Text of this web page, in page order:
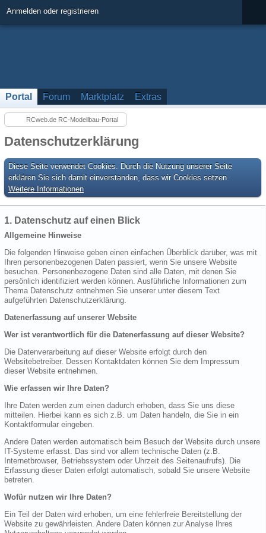
Anmelden oder registrieren
Portal Forum Marktplatz Extras
RCweb.de RC-Modellbau-Portal
Datenschutzerklärung
Diese Seite verwendet Cookies. Durch die Nutzung unserer Seite
erklären Sie sich damit einverstanden, dass wir Cookies setzen.
Weitere Informationen
1. Datenschutz auf einen Blick
Allgemeine Hinweise
Die folgenden Hinweise geben einen einfachen Überblick darüber, was mit
Ihren personenbezogenen Daten passiert, wenn Sie unsere Website
besuchen. Personenbezogene Daten sind alle Daten, mit denen Sie
persönlich identifiziert werden können. Ausführliche Informationen zum
Thema Datenschutz entnehmen Sie unserer unter diesem Text
aufgeführten Datenschutzerklärung.
Datenerfassung auf unserer Website
Wer ist verantwortlich für die Datenerfassung auf dieser Website?
Die Datenverarbeitung auf dieser Website erfolgt durch den
Websitebetreiber. Dessen Kontaktdaten können Sie dem Impressum
dieser Website entnehmen.
Wie erfassen wir Ihre Daten?
Ihre Daten werden zum einen dadurch erhoben, dass Sie uns diese
mitteilen. Hierbei kann es sich z.B. um Daten handeln, die Sie in ein
Kontaktformular eingeben.
Andere Daten werden automatisch beim Besuch der Website durch unsere
IT-Systeme erfasst. Das sind vor allem technische Daten (z.B.
Internetbrowser, Betriebssystem oder Uhrzeit des Seitenaufrufs). Die
Erfassung dieser Daten erfolgt automatisch, sobald Sie unsere Website
betreten.
Wofür nutzen wir Ihre Daten?
Ein Teil der Daten wird erhoben, um eine fehlerfreie Bereitstellung der
Website zu gewährleisten. Andere Daten können zur Analyse Ihres